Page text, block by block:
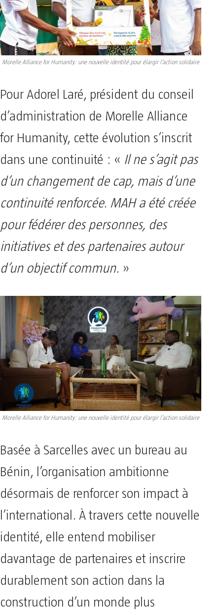
Morelle Alliance for Humanity: une nouvelle identité pour élargir l’action solidaire
Pour Adorel Laré, président du conseil
d’administration de Morelle Alliance
for Humanity, cette évolution s’inscrit
dans une continuité : « Il ne s’agit pas
d’un changement de cap, mais d’une
continuité renforcée. MAH a été créée
pour fédérer des personnes, des
initiatives et des partenaires autour
d’un objectif commun. »
Morelle Alliance for Humanity: une nouvelle identité pour élargir l’action solidaire
Basée à Sarcelles avec un bureau au
Bénin, l’organisation ambitionne
désormais de renforcer son impact à
l’international. À travers cette nouvelle
identité, elle entend mobiliser
davantage de partenaires et inscrire
durablement son action dans la
construction d’un monde plus